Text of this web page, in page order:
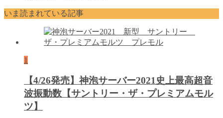
いま読まれている記事
1
【4/26発売】神泡サーバー2021史上最高超音
波振動数【サントリー・ザ・プレミアムモル
ツ】